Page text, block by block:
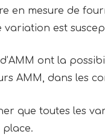
en mesure de
est
ont la
AMM, dans les
que toutes les
place.